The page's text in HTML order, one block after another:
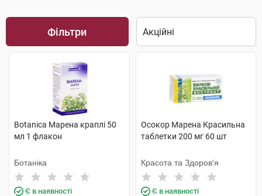
Фільтри
Botanica Марена краплі 50
мл 1 флакон
Ботаніка
Є в наявності
Осокор Марена Красильна
таблетки 200 мг 60 шт
Красота та Здоров'я
Є в наявності